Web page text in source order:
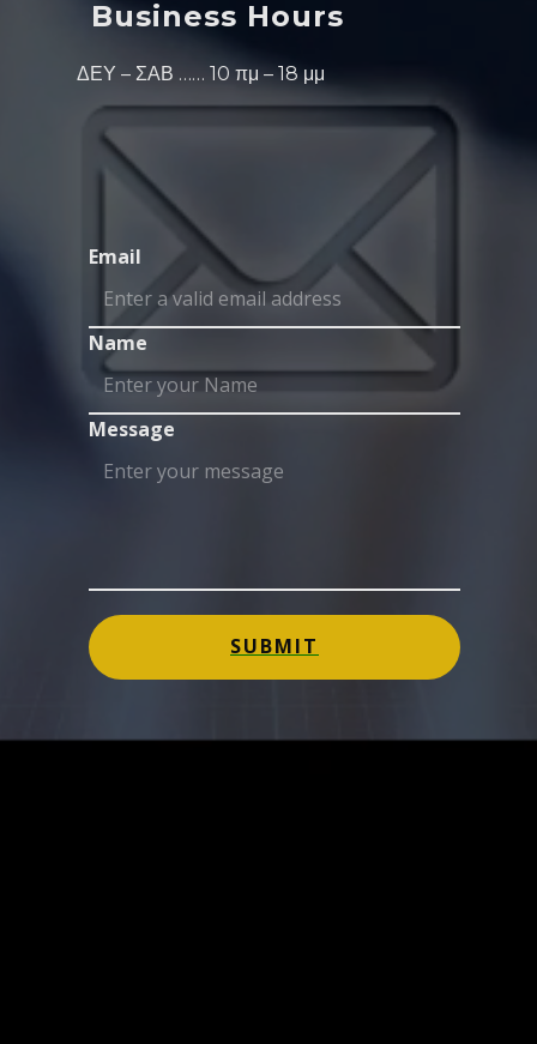
Business Hours
ΔΕΥ – ΣΑΒ …… 10 πμ – 18 μμ
Email
Name
Message
SUBMIT